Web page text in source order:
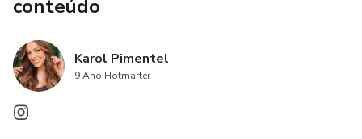
conteúdo
Karol Pimentel
9 Ano Hotmarter